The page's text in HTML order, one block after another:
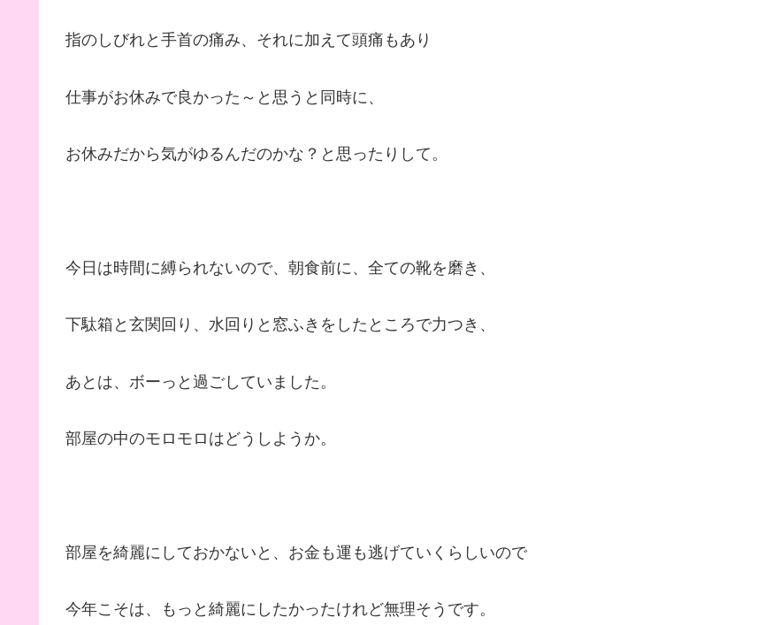
指のしびれと手首の痛み、それに加えて頭痛もあり
仕事がお休みで良かった～と思うと同時に、
お休みだから気がゆるんだのかな？と思ったりして。
今日は時間に縛られないので、朝食前に、全ての靴を磨き、
下駄箱と玄関回り、水回りと窓ふきをしたところで力つき、
あとは、ボーっと過ごしていました。
部屋の中のモロモロはどうしようか。
部屋を綺麗にしておかないと、お金も運も逃げていくらしいので
今年こそは、もっと綺麗にしたかったけれど無理そうです。